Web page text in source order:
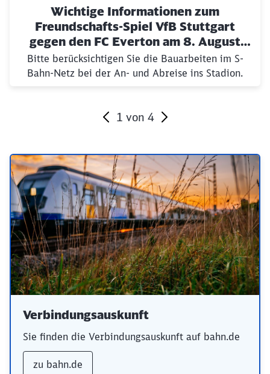
Wichtige Informationen zum
Freundschafts-Spiel VfB Stuttgart
gegen den FC Everton am 8. August
2026
Bitte berücksichtigen Sie die Bauarbeiten im S-
Bahn-Netz bei der An- und Abreise ins Stadion.
1 von 4
Ende des Sliders
Verbindungsauskunft
Sie finden die Verbindungsauskunft auf bahn.de
zu bahn.de